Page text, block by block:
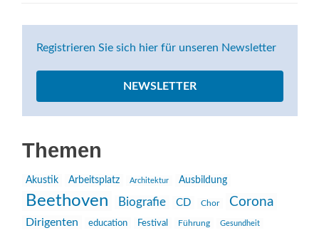
Registrieren Sie sich hier für unseren Newsletter
NEWSLETTER
Themen
Akustik Arbeitsplatz Architektur Ausbildung
Beethoven Biografie CD Chor Corona
Dirigenten education Festival Führung Gesundheit